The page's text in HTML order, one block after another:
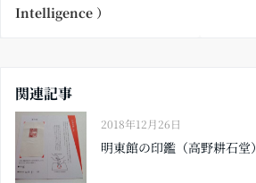
Intelligence ）
関連記事
2018年12月26日
明東館の印鑑（高野耕石堂）